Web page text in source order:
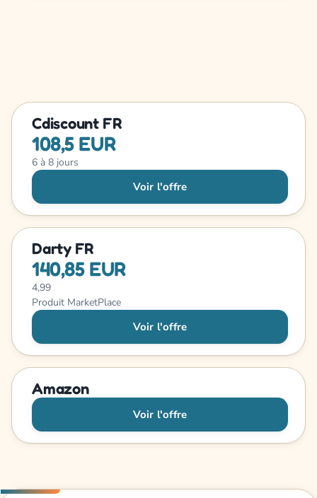
Cdiscount FR
108,5 EUR
6 à 8 jours
Voir l'offre
Darty FR
140,85 EUR
4,99
Produit MarketPlace
Voir l'offre
Amazon
Voir l'offre